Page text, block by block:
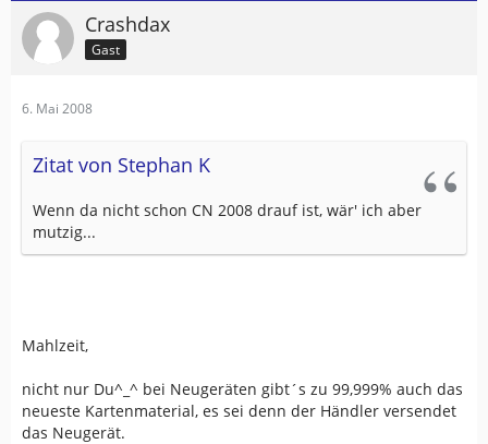
Crashdax
Gast
6. Mai 2008
Zitat von Stephan K
Wenn da nicht schon CN 2008 drauf ist, wär' ich aber
mutzig...
Mahlzeit,
nicht nur Du^_^ bei Neugeräten gibt´s zu 99,999% auch das
neueste Kartenmaterial, es sei denn der Händler versendet
das Neugerät.